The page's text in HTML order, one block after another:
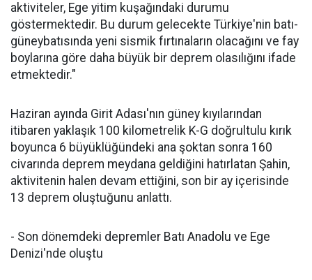
aktiviteler, Ege yitim kuşağındaki durumu
göstermektedir. Bu durum gelecekte Türkiye'nin batı-
güneybatısında yeni sismik fırtınaların olacağını ve fay
boylarına göre daha büyük bir deprem olasılığını ifade
etmektedir."
Haziran ayında Girit Adası'nın güney kıyılarından
itibaren yaklaşık 100 kilometrelik K-G doğrultulu kırık
boyunca 6 büyüklüğündeki ana şoktan sonra 160
civarında deprem meydana geldiğini hatırlatan Şahin,
aktivitenin halen devam ettiğini, son bir ay içerisinde
13 deprem oluştuğunu anlattı.
- Son dönemdeki depremler Batı Anadolu ve Ege
Denizi'nde oluştu